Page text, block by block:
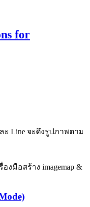
for
Line จะดึงรูปภาพตาม
งมือสร้าง imagemap &